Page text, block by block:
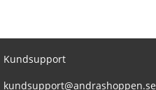
Kundsupport
kundsupport@andrashoppen.se